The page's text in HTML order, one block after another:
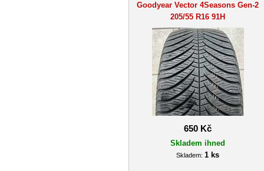
Goodyear Vector 4Seasons Gen-2
205/55 R16 91H
650 Kč
Skladem ihned
Skladem: 1 ks